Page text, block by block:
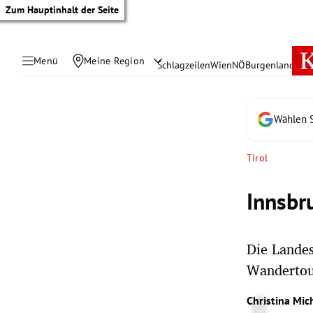
Zum Hauptinhalt der Seite
Menü Meine Region SchlagzeilenWienNÖBurgenland
Wählen
Tirol
Die
Christina